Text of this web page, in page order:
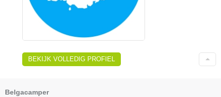
BEKIJK VOLLEDIG PROFIEL
Belgacamper